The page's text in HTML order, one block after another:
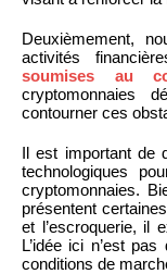
Deuxièmement,
activités
soumises au
cryptomonnaies
contourner ces
Il est important de
technologiques
cryptomonnaies.
présentent
et l’escroquerie, il
L’idée ici n’est
conditions de